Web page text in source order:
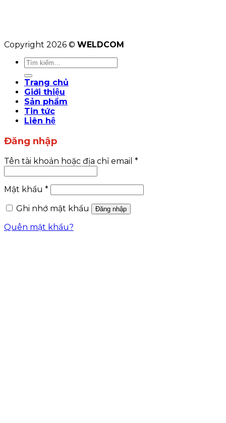
Copyright 2026 © WELDCOM
Tìm
Trang chủ
Giới thiệu
Sản phẩm
Tin tức
Liên hệ
Đăng nhập
Tên tài khoản hoặc địa chỉ email *
Mật khẩu *
Ghi nhớ mật khẩu
Đăng nhập
Quên mật khẩu?